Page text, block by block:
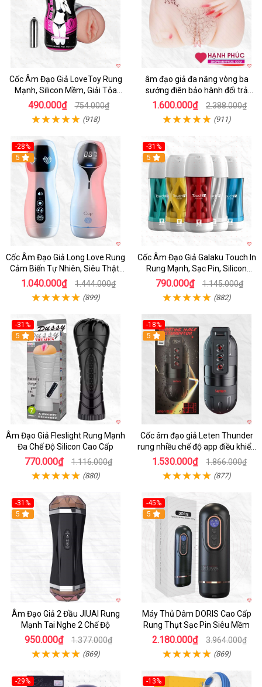
Cốc Âm Đạo Giả LoveToy Rung
Mạnh, Silicon Mềm, Giải Tỏa
Sinh Lý
490.000₫ 754.000₫
(918)
âm đạo giả đa năng vòng ba
sướng điên bảo hành đổi trả
nhanh
1.600.000₫ 2.388.000₫
(911)
-28%
5
Cốc Âm Đạo Giả Long Love Rung
Cảm Biến Tự Nhiên, Siêu Thật,
Sướng
1.040.000₫ 1.444.000₫
(899)
-31%
Hot
5
Cốc Âm Đạo Giả Galaku Touch In
Rung Mạnh, Sạc Pin, Silicon
Mềm
790.000₫ 1.145.000₫
(882)
-31%
5
Âm Đạo Giả Fleslight Rung Mạnh
Đa Chế Độ Silicon Cao Cấp
770.000₫ 1.116.000₫
(880)
-18%
5
Cốc âm đạo giả Leten Thunder
rung nhiều chế độ app điều khiển
tiện lợi
1.530.000₫ 1.866.000₫
(877)
-31%
5
Âm Đạo Giả 2 Đầu JIUAI Rung
Mạnh Tai Nghe 2 Chế Độ
950.000₫ 1.377.000₫
(869)
-45%
Hot
5
Máy Thủ Dâm DORIS Cao Cấp
Rung Thụt Sạc Pin Siêu Mềm
2.180.000₫ 3.964.000₫
(869)
-29%
-13%